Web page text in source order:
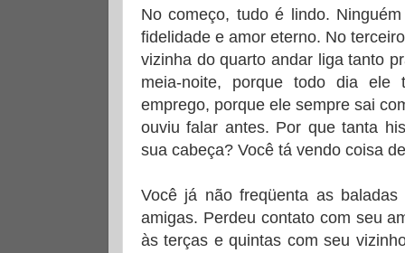
No começo, tudo é lindo.
fidelidade e amor eterno. No
vizinha do quarto andar liga tanto
meia-noite, porque todo dia ele
emprego, porque ele sempre sai
ouviu falar antes. Por que tanta
sua cabeça? Você tá vendo coisa
Você já não freqüenta as
amigas. Perdeu contato com seu
às terças e quintas com seu